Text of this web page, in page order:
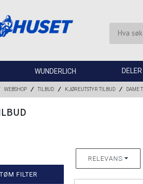
WUNDERLICH DELER
WEBSHOP TILBUD KJØREUTSTYR TILBUD DAME
FILTER
RELEVANS